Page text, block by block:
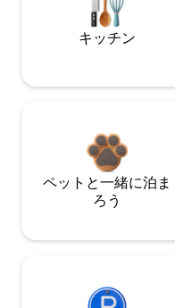
キッチン
ペットと一緒に泊ま
ろう